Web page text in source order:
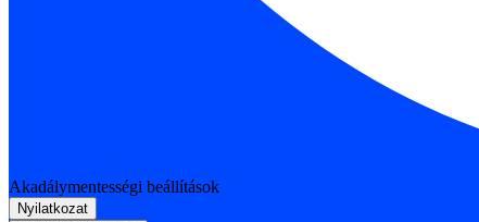
Akadálymentességi beállítások
Nyilatkozat